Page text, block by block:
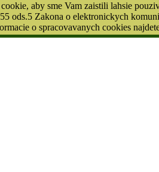
aby sme Vam zaistili lahsie
ods.5 Zakona o elektronickych
o spracovavanych cookies